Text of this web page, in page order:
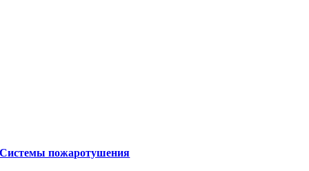
Системы пожаротушения